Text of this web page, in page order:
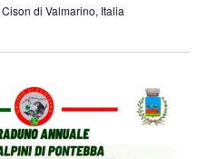
Cison di Valmarino, Italia